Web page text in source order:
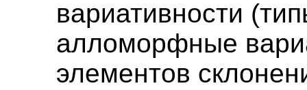
вариативности
алломорфные
элементов